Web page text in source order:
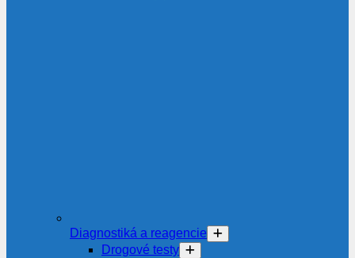
Diagnostiká a reagencie
Drogové testy